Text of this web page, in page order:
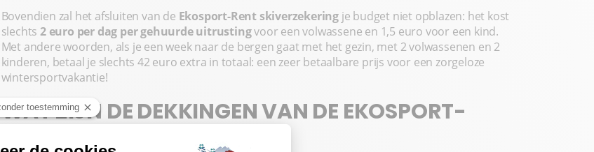
Bovendien zal het afsluiten van de Ekosport-Rent skiverzekering je budget niet opblazen: het kost
slechts2 euro per dag per gehuurde uitrustingvoor een volwassene en 1,5 euro voor een kind.
Met andere woorden, als je een week naar de bergen gaat met het gezin, met 2 volwassenen en 2
kinderen, betaal je slechts 42 euro extra in totaal: een zeer betaalbare prijs voor een zorgeloze
wintersportvakantie!
WAT ZIJN DE DEKKINGEN VAN DE EKOSPORT-
RENT SKIVERZEKERING?